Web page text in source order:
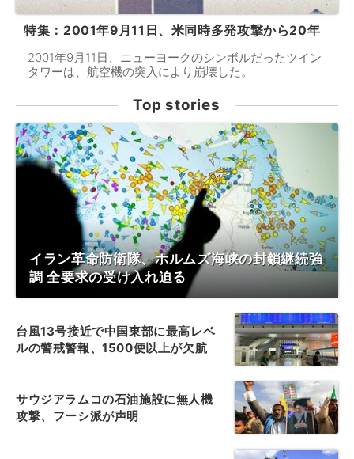
特集：2001年9月11日、米同時多発攻撃から20年
2001年9月11日、ニューヨークのシンボルだったツイン
タワーは、航空機の突入により崩壊した。
Top stories
イラン革命防衛隊、ホルムズ海峡の封鎖継続強
調 全要求の受け入れ迫る
台風13号接近で中国東部に最高レベ
ルの警戒警報、1500便以上が欠航
サウジアラムコの石油施設に無人機
攻撃、フーシ派が声明